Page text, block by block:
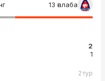
13 ғалаба
2
1
2 тур